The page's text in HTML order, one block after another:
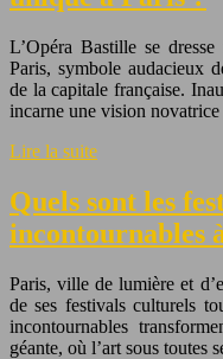
L’Opéra Bastille se
Paris, symbole audacieux
de la capitale française.
incarne une vision
Lire la suite
Quels sont les
incontournables
Paris, ville de lumière et
de ses festivals culturels
incontournables
géante, où l’art sous toutes